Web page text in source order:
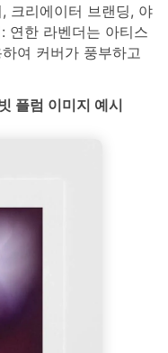
크리에이터 브랜딩, 야
연한 라벤더는 아티스
여 커버가 풍부하고
플럼 이미지 예시